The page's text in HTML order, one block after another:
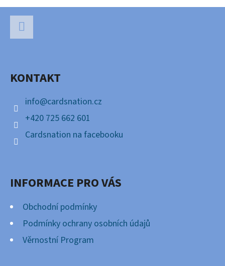
KONTAKT
info@cardsnation.cz
+420 725 662 601
Cardsnation na facebooku
INFORMACE PRO VÁS
Obchodní podmínky
Podmínky ochrany osobních údajů
Věrnostní Program